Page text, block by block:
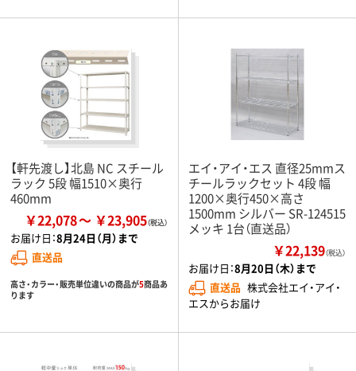
【軒先渡し】北島 NC スチール
ラック 5段 幅1510×奥行
460mm
￥22,078 ￥23,905
お届け日：8月24日（月）まで
直送品
高さ・カラー・販売単位違いの商品が5商品あ
ります
エイ・アイ・エス 直径25mmス
チールラックセット 4段 幅
1200×奥行450×高さ
1500mm シルバー SR-124515
メッキ 1台（直送品）
￥22,139（税込）
お届け日：8月20日（木）まで
直送品 株式会社エイ・アイ・
エスからお届け